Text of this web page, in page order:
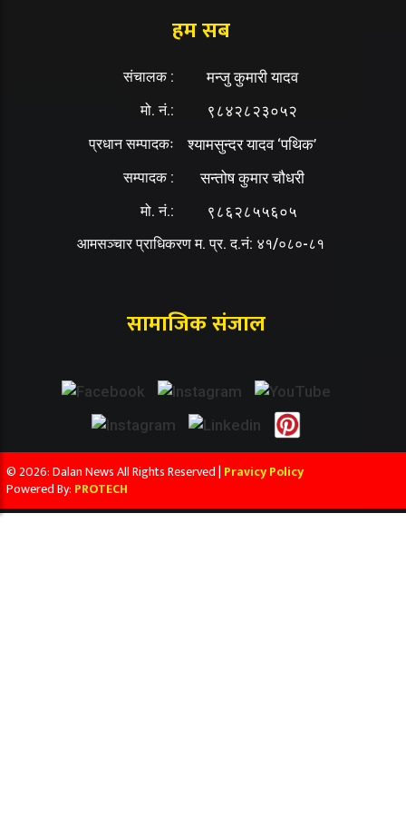
हम सब
संचालक : मन्जु कुमारी यादव
मो. नं.: ९८४२८२३०५२
प्रधान सम्पादकः श्यामसुन्दर यादव ‘पथिक’
सम्पादक : सन्तोष कुमार चौधरी
मो. नं.: ९८६२८५५६०५
आमसञ्चार प्राधिकरण म. प्र. द.नं: ४१/०८०-८१
सामाजिक संजाल
© 2026: Dalan News All Rights Reserved | Pravicy Policy
Powered By: PROTECH